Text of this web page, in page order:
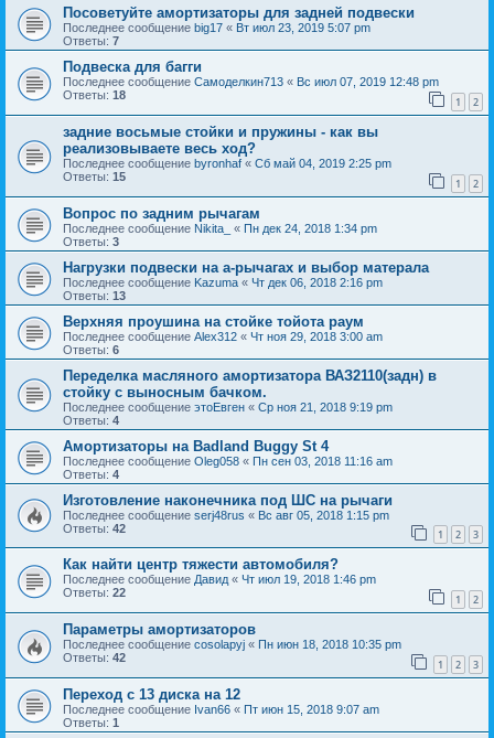
Посоветуйте амортизаторы для задней подвески
Последнее сообщение big17 « Вт июл 23, 2019 5:07 pm
Ответы: 7
Подвеска для багги
Последнее сообщение Самоделкин713 « Вс июл 07, 2019 12:48 pm
Ответы: 18 1 2
задние восьмые стойки и пружины - как вы
реализовываете весь ход?
Последнее сообщение byronhaf « Сб май 04, 2019 2:25 pm
Ответы: 15 1 2
Вопрос по задним рычагам
Последнее сообщение Nikita_ « Пн дек 24, 2018 1:34 pm
Ответы: 3
Нагрузки подвески на а-рычагах и выбор матерала
Последнее сообщение Kazuma « Чт дек 06, 2018 2:16 pm
Ответы: 13
Верхняя проушина на стойке тойота раум
Последнее сообщение Alex312 « Чт ноя 29, 2018 3:00 am
Ответы: 6
Переделка масляного амортизатора ВАЗ2110(задн) в
стойку с выносным бачком.
Последнее сообщение этоЕвген « Ср ноя 21, 2018 9:19 pm
Ответы: 4
Амортизаторы на Badland Buggy St 4
Последнее сообщение Oleg058 « Пн сен 03, 2018 11:16 am
Ответы: 4
Изготовление наконечника под ШС на рычаги
Последнее сообщение serj48rus « Вс авг 05, 2018 1:15 pm
Ответы: 42 1 2 3
Как найти центр тяжести автомобиля?
Последнее сообщение Давид « Чт июл 19, 2018 1:46 pm
Ответы: 22 1 2
Параметры амортизаторов
Последнее сообщение cosolapyj « Пн июн 18, 2018 10:35 pm
Ответы: 42 1 2 3
Переход с 13 диска на 12
Последнее сообщение Ivan66 « Пт июн 15, 2018 9:07 am
Ответы: 1